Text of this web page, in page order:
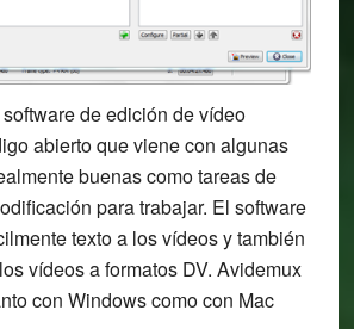
de edición de vídeo
abierto que viene con algunas
buenas como tareas de
para trabajar. El software
texto a los vídeos y también
vídeos a formatos DV. Avidemux
con Windows como con Mac